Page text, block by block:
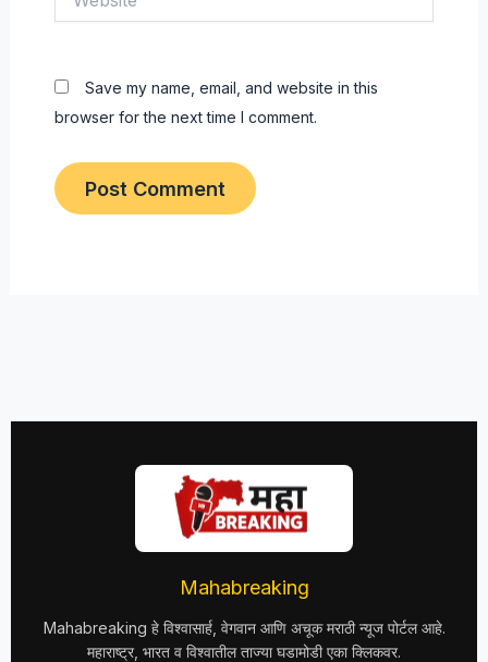
Save my name, email, and website in this
browser for the next time I comment.
Mahabreaking
Mahabreaking हे विश्वासार्ह, वेगवान आणि अचूक मराठी न्यूज पोर्टल आहे.
महाराष्ट्र, भारत व विश्वातील ताज्या घडामोडी एका क्लिकवर.